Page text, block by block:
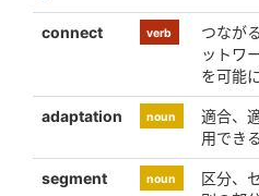
connect verb
つなが
ットワ
を可能
adaptation noun
適合、
用でき
segment noun
区分、